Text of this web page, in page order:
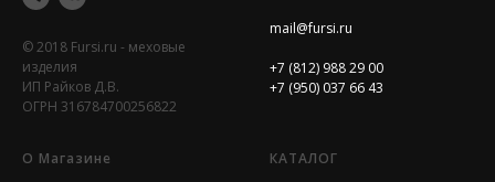
© 2018 Fursi.ru - меховые
изделия
ИП Райков Д.В.
ОГРН 316784700256822
mail@fursi.ru
+7 (812) 988 29 00
+7 (950) 037 66 43
О Магазине
КАТАЛОГ